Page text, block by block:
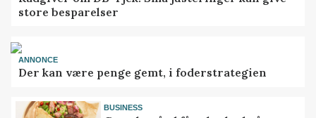
store besparelser
ANNONCE
Der kan være penge gemt, i foderstrategien
BUSINESS